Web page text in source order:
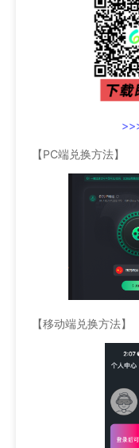
【PC端兑换方法】
【移动端兑换方法】